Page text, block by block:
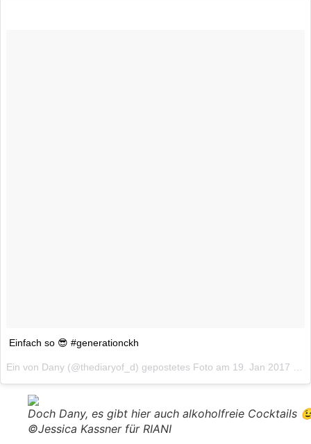
Einfach so 😎 #generationckh
Ein von Dany (@thediaryof_d) gepostetes Foto am 19. Jan 2017 um 5:07 Uhr
Doch Dany, es gibt hier auch alkoholfreie Cocktails
©Jessica Kassner für RIANI